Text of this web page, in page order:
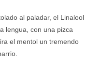
al paladar, el Linalool
lengua, con una pizca
el mentol un tremendo